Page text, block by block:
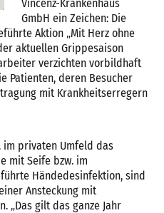
Vincenz-Krankenhaus
GmbH ein Zeichen: Die
Aktion „Mit Herz ohne
aktuellen Grippesaison
verzichten vorbildhaft
Patienten, deren Besucher
mit Krankheitserregern
im privaten Umfeld das
mit Seife bzw. im
Händedesinfektion, sind
Ansteckung mit
„Das gilt das ganze Jahr